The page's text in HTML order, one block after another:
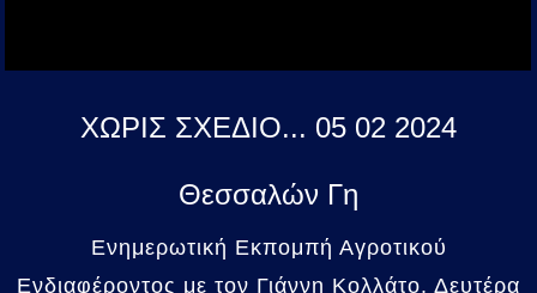
ΧΩΡΙΣ ΣΧΕΔΙΟ... 05 02 2024
Θεσσαλών Γη
Ενημερωτική Εκπομπή Αγροτικού
Ενδιαφέροντος με τον Γιάννη Κολλάτο. Δευτέρα